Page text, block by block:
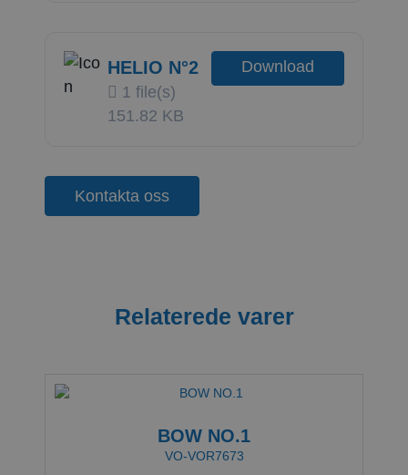
HELIO N°2
1 file(s)
151.82 KB
Download
Kontakta oss
Relaterede varer
BOW NO.1
VO-VOR7673